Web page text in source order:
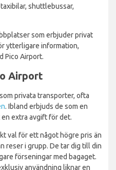
shuttlebussar,
som erbjuder privat
ytterligare information,
Pico Airport.
Airport
privata transporter, ofta
. Ibland erbjuds de som en
extra avgift för det.
val för ett något högre pris än
reser i grupp. De tar dig till din
förseningar med bagaget.
användning liknar en